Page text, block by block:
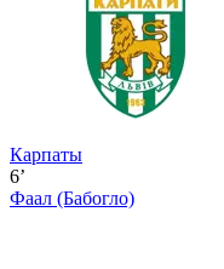
Карпаты
6’
Фаал (Бабогло)